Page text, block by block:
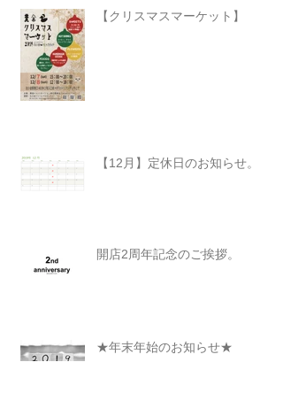
【クリスマスマーケット】
【12月】定休日のお知らせ。
開店2周年記念のご挨拶。
★年末年始のお知らせ★